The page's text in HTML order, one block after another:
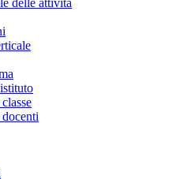
delle attività